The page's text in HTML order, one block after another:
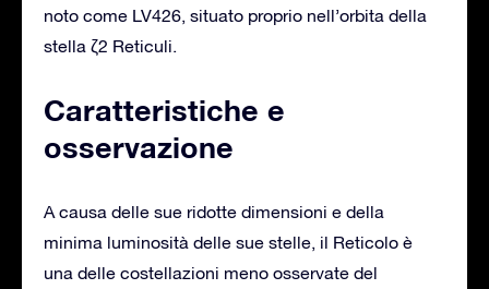
noto come LV426, situato proprio nell’orbita della
stella ζ2 Reticuli.
Caratteristiche e
osservazione
A causa delle sue ridotte dimensioni e della
minima luminosità delle sue stelle, il Reticolo è
una delle costellazioni meno osservate del